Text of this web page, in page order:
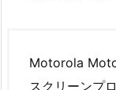
Motorola
スクリーンプ